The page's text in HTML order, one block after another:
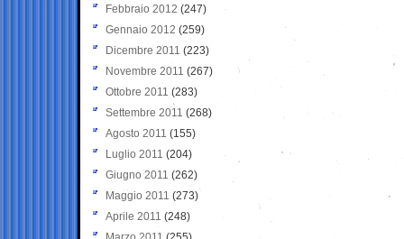
Febbraio 2012 (247)
Gennaio 2012 (259)
Dicembre 2011 (223)
Novembre 2011 (267)
Ottobre 2011 (283)
Settembre 2011 (268)
Agosto 2011 (155)
Luglio 2011 (204)
Giugno 2011 (262)
Maggio 2011 (273)
Aprile 2011 (248)